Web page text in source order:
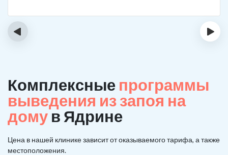
‹ ›
Комплексные программы
выведения из запоя на
домув Ядрине
Цена в нашей клинике зависит от оказываемого тарифа, а также
местоположения.